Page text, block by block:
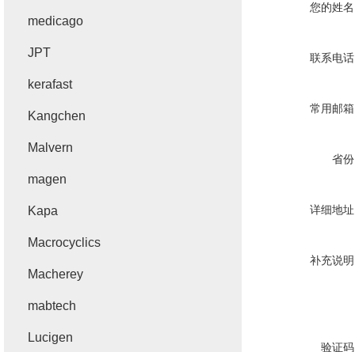
您的姓
联系电
常用邮
省
详细地
补充说
验证
medicago
JPT
kerafast
Kangchen
Malvern
magen
Kapa
Macrocyclics
Macherey
mabtech
Lucigen